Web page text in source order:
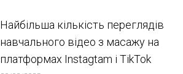
Найбільша кількість переглядів
навчального відео з масажу на
платформах Instagtam i TikTok